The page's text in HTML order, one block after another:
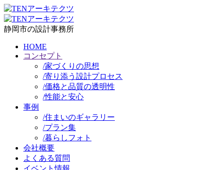
静岡市の設計事務所
HOME
コンセプト
/家づくりの思想
/寄り添う設計プロセス
/価格と品質の透明性
/性能と安心
事例
/住まいのギャラリー
/プラン集
/暮らしフォト
会社概要
よくある質問
イベント情報